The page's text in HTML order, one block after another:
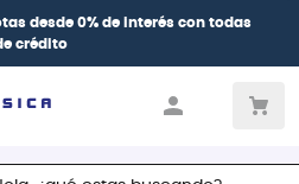
desde 0% de interés con todas
crédito
estas buscando?